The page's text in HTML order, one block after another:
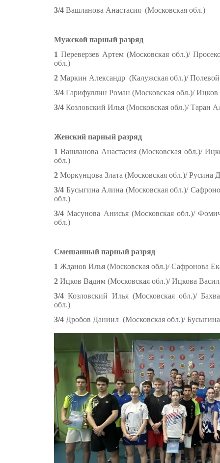
3/4 Вашланова Анастасия (Московская обл.)
Мужской парный разряд
1 Переверзев Артем (Московская обл.)/
обл.)
2 Маркин Александр (Калужская обл.)/
3/4 Гарифуллин Роман (Московская обл.)/ Ицков
3/4 Козловский Илья (Московская обл.)/ Таран
Женский парный разряд
1Вашланова Анастасия (Московская обл.)/
обл.)
2 Моркунцова Злата (Московская обл.)/ Русина
3/4 Бусыгина Алина (Московская обл.)/
обл.)
3/4Масунова Анисья (Московская обл.)/
обл.)
Смешанный парный разряд
1 Жданов Илья (Московская обл.)/ Сафронова
2 Ицков Вадим (Московская обл.)/ Ицкова
3/4Козловский Илья (Московская обл.)/
обл.)
3/4 Дробов Даниил (Московская обл.)/